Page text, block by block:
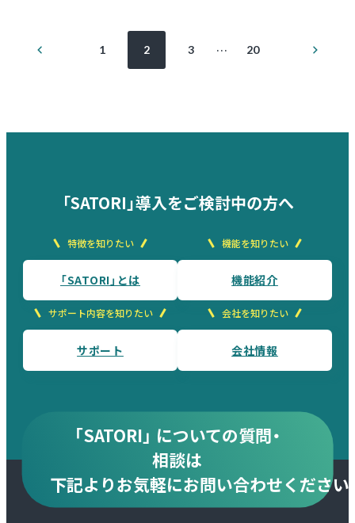
ペ
り
1 2 3 … 20
「SATORI」導入をご検討中の方へ
特徴を知りたい
「SATORI」とは
機能を知りたい
機能紹介
サポート内容を知りたい
サポート
会社を知りたい
会社情報
「SATORI」 についての質問・
相談は
下記よりお気軽にお問い合わせください